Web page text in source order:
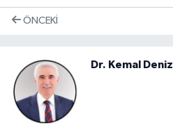
ÖNCEKI
Dr. Kemal Deniz